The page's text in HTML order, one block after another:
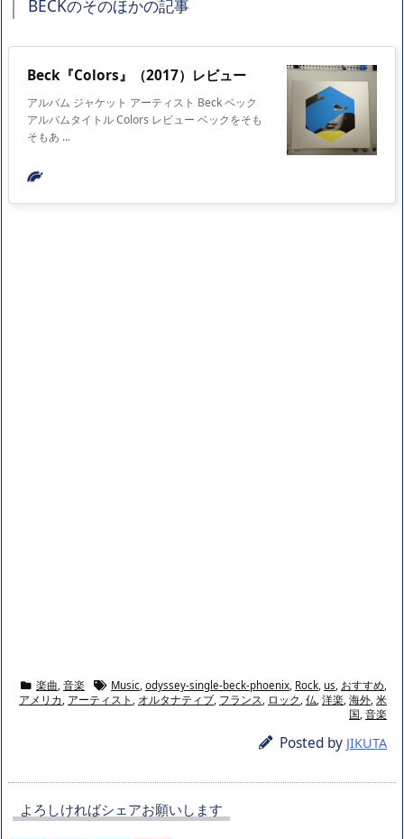
BECKのそのほかの記事
Beck『Colors』（2017）レビュー
アルバム ジャケット アーティスト Beck ベック
アルバムタイトル Colors レビュー ベックをそも
そもあ ...
楽曲, 音楽 Music, odyssey-single-beck-phoenix, Rock, us, おすすめ,
アメリカ , アーティスト , オルタナティブ, フランス, ロック , 仏, 洋楽, 海外, 米
国, 音楽
Posted by JIKUTA
よろしければシェアお願いします